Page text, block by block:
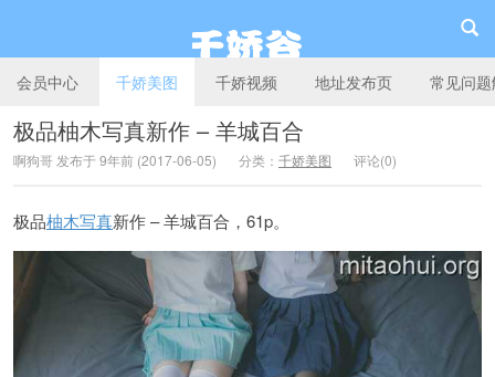
千娇谷
会员中心 千娇美图 千娇视频 地址发布页 常见问
极品柚木写真新作 – 羊城百合
啊狗哥 发布于 9年前 (2017-06-05) 分类： 千娇美图 评论(0)
极品柚木写真新作 – 羊城百合，61p。